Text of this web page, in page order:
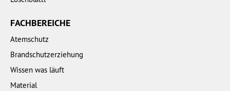
FACHBEREICHE
Atemschutz
Brandschutzerziehung
Wissen was läuft
Material